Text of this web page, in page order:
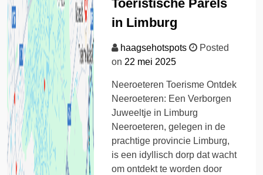
Toeristische Parels
in Limburg
haagsehotspots
Posted
on22 mei 2025
Neeroeteren Toerisme Ontdek
Neeroeteren: Een Verborgen
Juweeltje in Limburg
Neeroeteren, gelegen in de
prachtige provincie Limburg,
is een idyllisch dorp dat wacht
om ontdekt te worden door